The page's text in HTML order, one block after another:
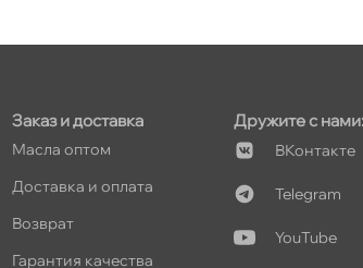
Заказ и доставка
Масла оптом
Доставка и оплата
озврат
Гарантия качества
Дружите с нами:
Контакте
Telegram
YouTube